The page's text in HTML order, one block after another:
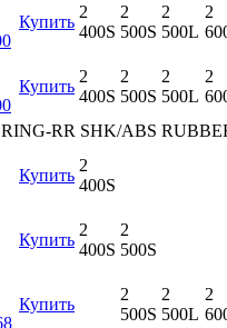
Купить
2
400S
2
500S
2
500L
2
Купить
2
400S
2
500S
2
500L
2
RING-RR SHK/ABS
Купить
2
400S
Купить
2
400S
2
500S
Купить
2
500S
2
500L
2